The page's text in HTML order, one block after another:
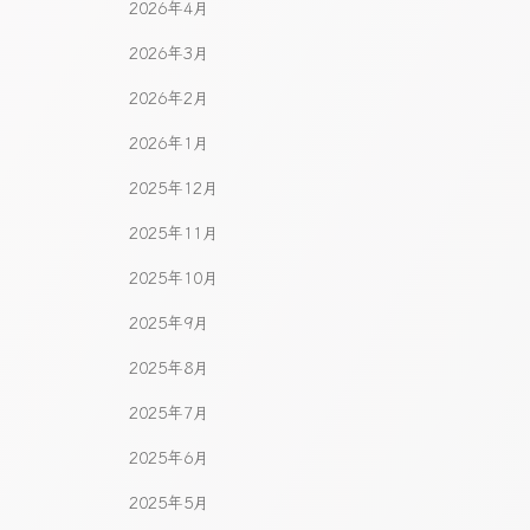
2026年4月
2026年3月
2026年2月
2026年1月
2025年12月
2025年11月
2025年10月
2025年9月
2025年8月
2025年7月
2025年6月
2025年5月